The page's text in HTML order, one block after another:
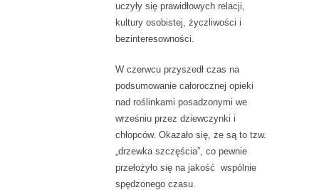
uczyły się prawidłowych relacji,
kultury osobistej, życzliwości i
bezinteresowności.
W czerwcu przyszedł czas na
podsumowanie całorocznej opieki
nad roślinkami posadzonymi we
wrześniu przez dziewczynki i
chłopców. Okazało się, że są to tzw.
„drzewka szczęścia”, co pewnie
przełożyło się na jakość wspólnie
spędzonego czasu.